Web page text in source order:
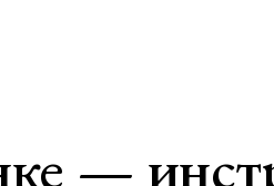
—